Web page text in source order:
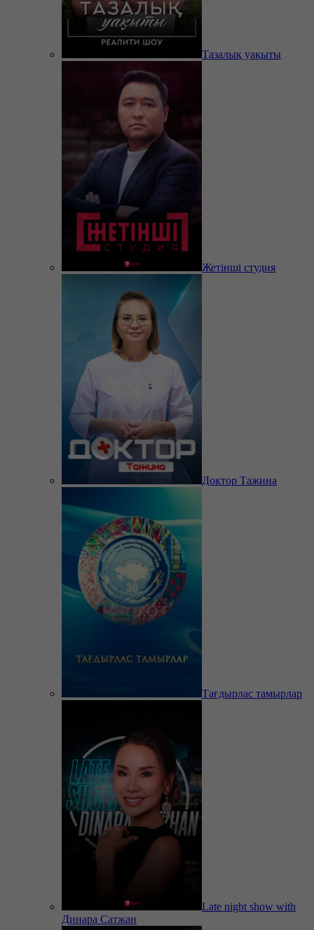
Тазалық уақыты
Жетінші студия
Доктор Тажина
Тағдырлас тамырлар
Late night show with
Динара Сатжан